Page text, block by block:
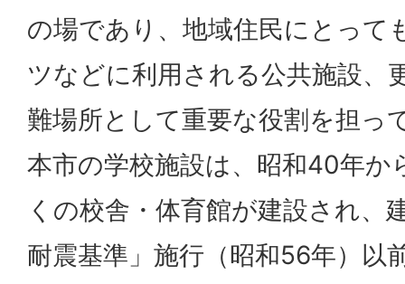
の場であり、地域住民にとって
ツなどに利用される公共施設、
難場所として重要な役割を担っ
本市の学校施設は、昭和40年か
くの校舎・体育館が建設され、
耐震基準」施行（昭和56年）以